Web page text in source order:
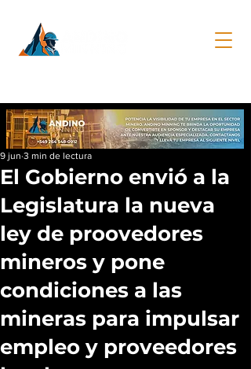
El Gobierno envió a la
Legislatura la nueva
ley de proovedores
mineros y pone
condiciones a las
mineras para impulsar
empleo y proveedores
9 jun 3 min de lectura